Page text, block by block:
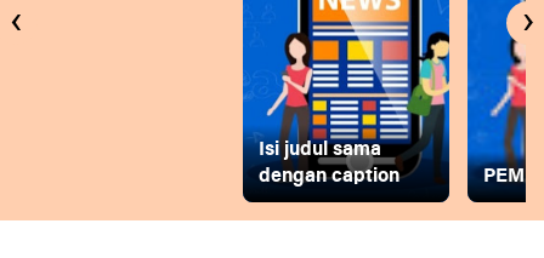
Isi judul sama
dengan caption
‹ ›